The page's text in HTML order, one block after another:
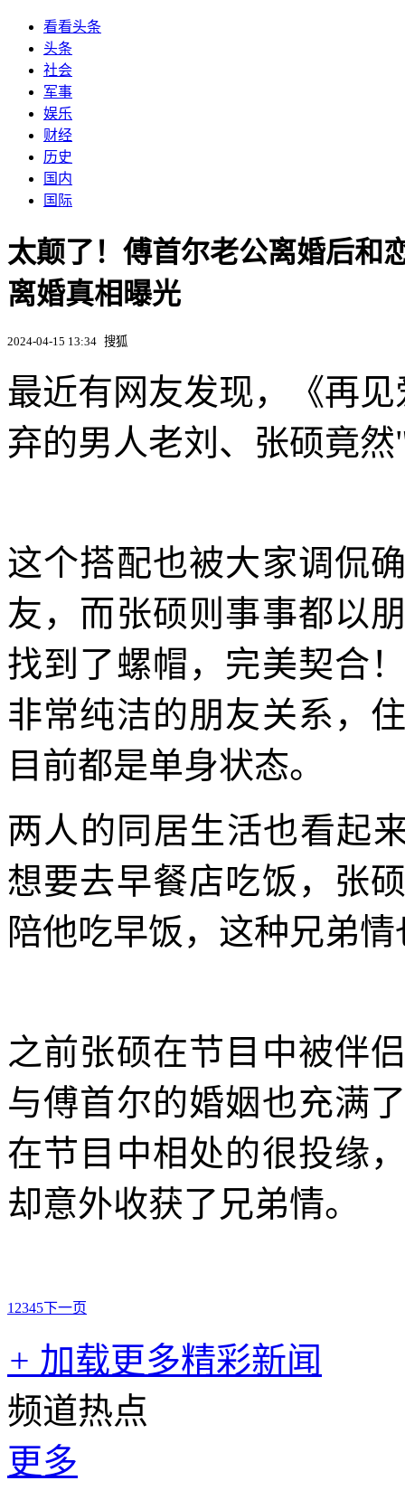
看看头条
头条
社会
军事
娱乐
财经
历史
国内
国际
太颠了！傅首尔老公离婚后和
离婚真相曝光
2024-04-15 13:34 搜狐
最近有网友发现，《再
弃的男人老刘、张硕竟
这个搭配也被大家调侃
友，而张硕则事事都以
找到了螺帽，完美契合
非常纯洁的朋友关系，
目前都是单身状态。
两人的同居生活也看起
想要去早餐店吃饭，张
陪他吃早饭，这种兄弟
之前张硕在节目中被伴
与傅首尔的婚姻也充满
在节目中相处的很投缘
却意外收获了兄弟情。
1 2345下一页
+ 加载更多精彩新闻
频道热点
更多